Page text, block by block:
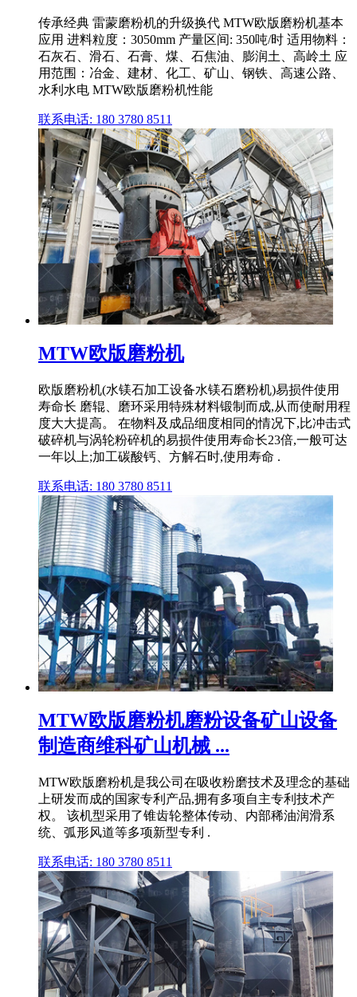
传承经典 雷蒙磨粉机的升级换代 MTW欧版磨粉机基本
应用 进料粒度：3050mm 产量区间: 350吨/时 适用物料：
石灰石、滑石、石膏、煤、石焦油、膨润土、高岭土 应
用范围：冶金、建材、化工、矿山、钢铁、高速公路、
水利水电 MTW欧版磨粉机性能
联系电话: 180 3780 8511
MTW欧版磨粉机
欧版磨粉机(水镁石加工设备水镁石磨粉机)易损件使用
寿命长 磨辊、磨环采用特殊材料锻制而成,从而使耐用程
度大大提高。 在物料及成品细度相同的情况下,比冲击式
破碎机与涡轮粉碎机的易损件使用寿命长23倍,一般可达
一年以上;加工碳酸钙、方解石时,使用寿命 .
联系电话: 180 3780 8511
MTW欧版磨粉机磨粉设备矿山设备
制造商维科矿山机械 ...
MTW欧版磨粉机是我公司在吸收粉磨技术及理念的基础
上研发而成的国家专利产品,拥有多项自主专利技术产
权。 该机型采用了锥齿轮整体传动、内部稀油润滑系
统、弧形风道等多项新型专利 .
联系电话: 180 3780 8511